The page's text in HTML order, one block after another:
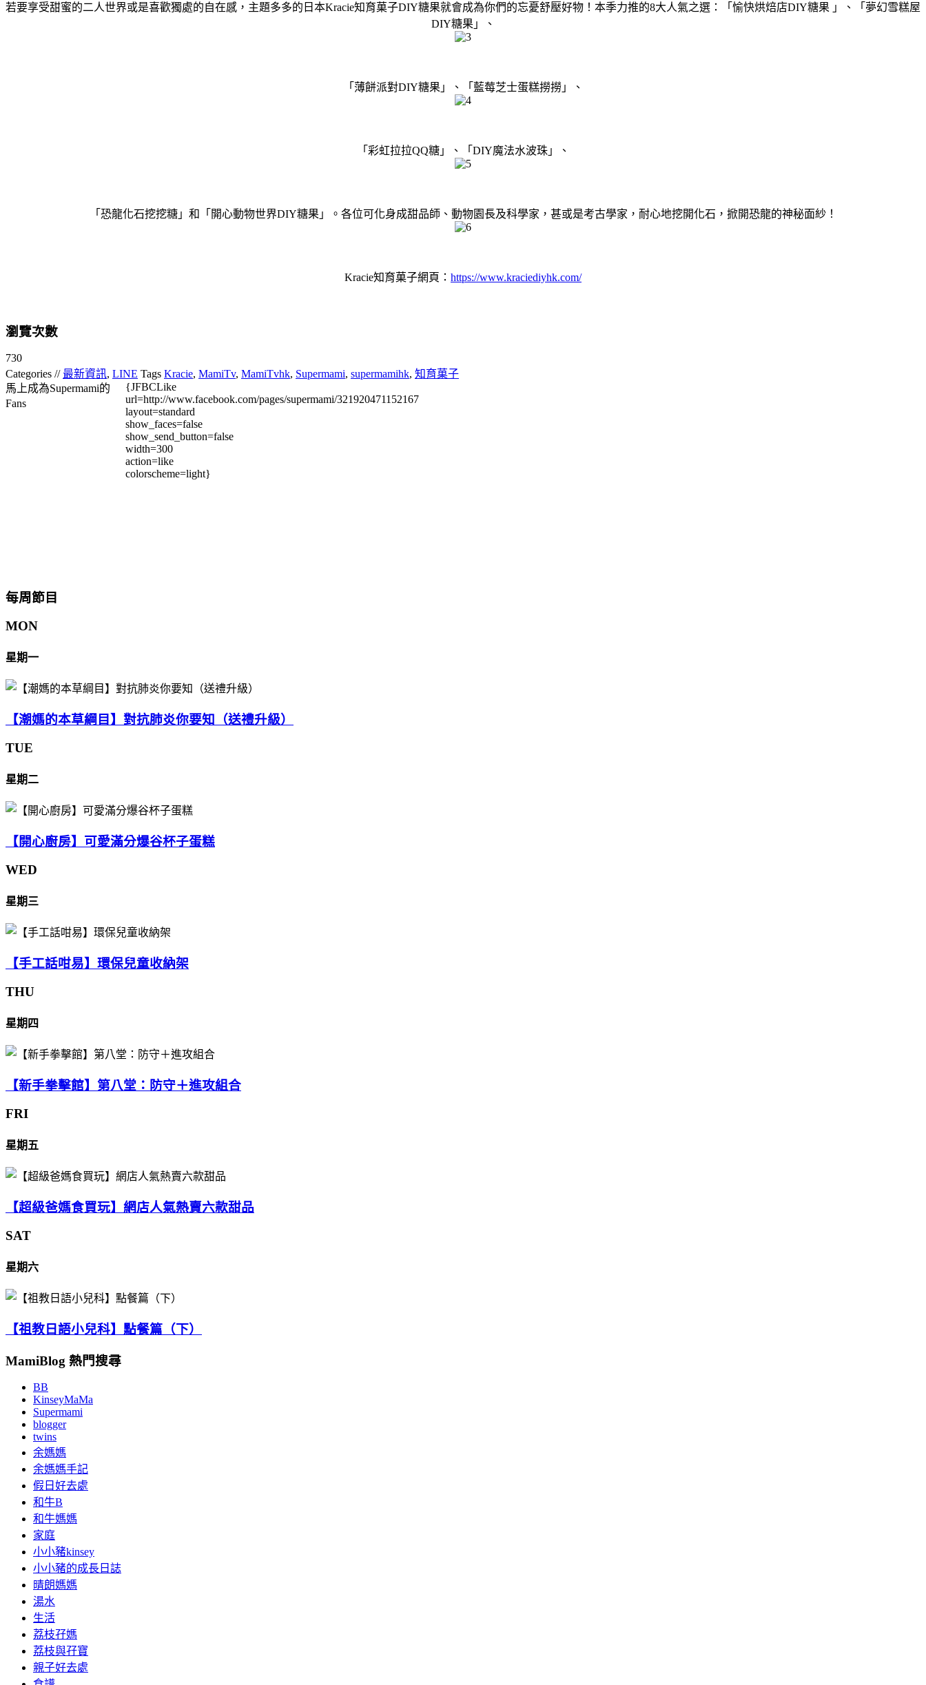
若要享受甜蜜的二人世界或是喜歡獨處的自在感，主題多多的日本Kracie知育菓子DIY糖果就會成為你們的忘憂舒壓好物！本季力推的8大人氣之選：「愉快烘焙店DIY糖果 」、「夢幻雪糕屋
DIY糖果」、
「薄餅派對DIY糖果」、「藍莓芝士蛋糕撈撈」、
「彩虹拉拉QQ糖」、「DIY魔法水波珠」、
「恐龍化石挖挖糖」和「開心動物世界DIY糖果」。各位可化身成甜品師、動物園長及科學家，甚或是考古學家，耐心地挖開化石，掀開恐龍的神秘面紗！
Kracie知育菓子網頁： https://www.kraciediyhk.com/
瀏覽次數
730
Categories // 最新資訊, LINE Tags Kracie, MamiTv, MamiTvhk, Supermami, supermamihk, 知育菓子
馬上成為Supermami的
Fans
{JFBCLike
url=http://www.facebook.com/pages/supermami/321920471152167
layout=standard
show_faces=false
show_send_button=false
width=300
action=like
colorscheme=light}
每周節目
MON
星期一
【潮媽的本草綱目】對抗肺炎你要知（送禮升級）
TUE
星期二
【開心廚房】可愛滿分爆谷杯子蛋糕
WED
星期三
【手工話咁易】環保兒童收納架
THU
星期四
【新手拳擊館】第八堂：防守＋進攻組合
FRI
星期五
【超級爸媽食買玩】網店人氣熱賣六款甜品
SAT
星期六
【祖教日語小兒科】點餐篇（下）
MamiBlog 熱門搜尋
BB
KinseyMaMa
Supermami
blogger
twins
余媽媽
余媽媽手記
假日好去處
和牛B
和牛媽媽
家庭
小小豬kinsey
小小豬的成長日誌
晴朗媽媽
湯水
生活
荔枝孖媽
荔枝與孖寶
親子好去處